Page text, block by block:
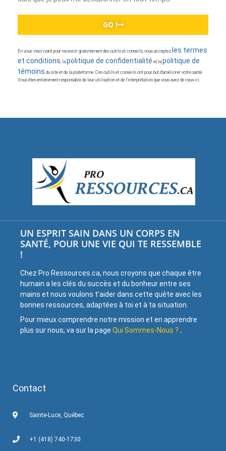
GO !
En vous inscrivant pour recevoir gratuitement des outils et conseils, vous acceptez les termes
et conditions, la politique de confidentialité et la politique de
témoins du site et de la plateforme. Ces outils et conseils ont pour but d’améliorer votre santé.
Vous êtes entièrement responsable de leur utilisation et de l’interprétation que vous avez de ceux-ci.
UN ESPRIT SAIN DANS UN CORPS EN
SANTÉ, POUR UNE VIE QUI TE RESSEMBLE
!
Chez Pro Ressources.ca, nous croyons que chaque être
humain a les clés du succès et du bonheur entre ses
mains et nous voulons t’aider dans cette quête avec les
bonnes ressources, adaptées à toi et à ta situation.
Pour mieux comprendre notre mission et en apprendre
plus sur nous, va sur la page Qui Sommes-Nous ? .
Contact
Sainte-Luce, Québec
+1 (418) 740-1730